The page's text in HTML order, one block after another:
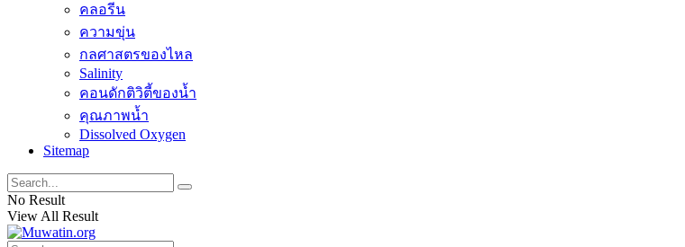
คลอรีน
ความขุ่น
กลศาสตรของไหล
Salinity
คอนดักติวิตี้ของน้ำ
คุณภาพน้ำ
Dissolved Oxygen
Sitemap
No Result
View All Result